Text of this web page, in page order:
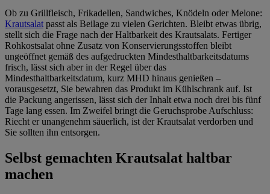
Ob zu Grillfleisch, Frikadellen, Sandwiches, Knödeln oder Melone:
Krautsalat passt als Beilage zu vielen Gerichten. Bleibt etwas übrig,
stellt sich die Frage nach der Haltbarkeit des Krautsalats. Fertiger
Rohkostsalat ohne Zusatz von Konservierungsstoffen bleibt
ungeöffnet gemäß des aufgedruckten Mindesthaltbarkeitsdatums
frisch, lässt sich aber in der Regel über das
Mindesthaltbarkeitsdatum, kurz MHD hinaus genießen –
vorausgesetzt, Sie bewahren das Produkt im Kühlschrank auf. Ist
die Packung angerissen, lässt sich der Inhalt etwa noch drei bis fünf
Tage lang essen. Im Zweifel bringt die Geruchsprobe Aufschluss:
Riecht er unangenehm säuerlich, ist der Krautsalat verdorben und
Sie sollten ihn entsorgen.
Selbst gemachten Krautsalat haltbar
machen